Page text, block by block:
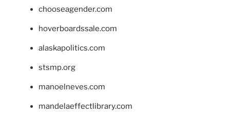
chooseagender.com
hoverboardssale.com
alaskapolitics.com
stsmp.org
manoelneves.com
mandelaeffectlibrary.com